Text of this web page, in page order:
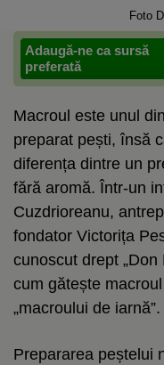
Foto
Adaugă-ne ca sursă
preferată
Macroul este unul
preparat pești, însă
diferența dintre un
fără aromă. Într-un
Cuzdrioreanu,
fondator Victorița
cunoscut drept
cum gătește
„macroului de iarnă”.
Prepararea peștelui